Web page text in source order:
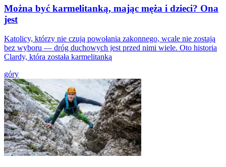
Można być karmelitanką, mając męża i dzieci? Ona
jest
Katolicy, którzy nie czują powołania zakonnego, wcale nie zostają
bez wyboru — dróg duchowych jest przed nimi wiele. Oto historia
Clardy, która została karmelitanką
góry